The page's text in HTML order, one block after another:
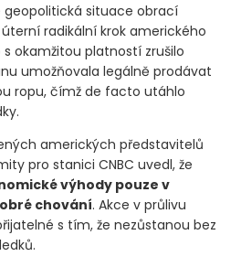
geopolitická situace obrací
radikální krok amerického
okamžitou platností zrušilo
umožňovala legálně prodávat
ropu, čímž de facto utáhlo
amerických představitelů
pro stanici CNBC uvedl, že
výhody pouze v
chování. Akce v průlivu
s tím, že nezůstanou bez